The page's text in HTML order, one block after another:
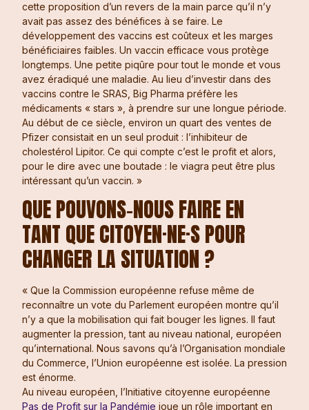
cette proposition d’un revers de la main parce qu’il n’y
avait pas assez des bénéfices à se faire. Le
développement des vaccins est coûteux et les marges
bénéficiaires faibles. Un vaccin efficace vous protège
longtemps. Une petite piqûre pour tout le monde et vous
avez éradiqué une maladie. Au lieu d’investir dans des
vaccins contre le SRAS, Big Pharma préfère les
médicaments « stars », à prendre sur une longue période.
Au début de ce siècle, environ un quart des ventes de
Pfizer consistait en un seul produit : l’inhibiteur de
cholestérol Lipitor. Ce qui compte c’est le profit et alors,
pour le dire avec une boutade : le viagra peut être plus
intéressant qu’un vaccin. »
QUE POUVONS-NOUS FAIRE EN
TANT QUE CITOYEN·NE·S POUR
CHANGER LA SITUATION ?
« Que la Commission européenne refuse même de
reconnaître un vote du Parlement européen montre qu’il
n’y a que la mobilisation qui fait bouger les lignes. Il faut
augmenter la pression, tant au niveau national, européen
qu’international. Nous savons qu’à l’Organisation mondiale
du Commerce, l’Union européenne est isolée. La pression
est énorme.
Au niveau européen, l’Initiative citoyenne européenne
Pas de Profit sur la Pandémie joue un rôle important en